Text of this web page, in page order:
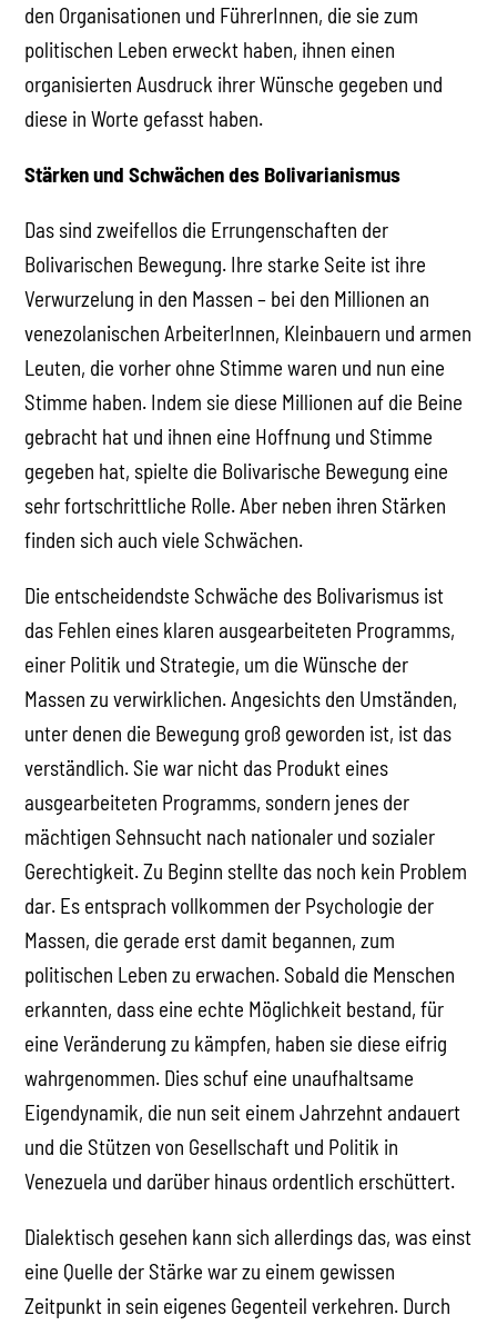
den Organisationen und FührerInnen, die sie zum
politischen Leben erweckt haben, ihnen einen
organisierten Ausdruck ihrer Wünsche gegeben und
diese in Worte gefasst haben.
Stärken und Schwächen des Bolivarianismus
Das sind zweifellos die Errungenschaften der
Bolivarischen Bewegung. Ihre starke Seite ist ihre
Verwurzelung in den Massen – bei den Millionen an
venezolanischen ArbeiterInnen, Kleinbauern und armen
Leuten, die vorher ohne Stimme waren und nun eine
Stimme haben. Indem sie diese Millionen auf die Beine
gebracht hat und ihnen eine Hoffnung und Stimme
gegeben hat, spielte die Bolivarische Bewegung eine
sehr fortschrittliche Rolle. Aber neben ihren Stärken
finden sich auch viele Schwächen.
Die entscheidendste Schwäche des Bolivarismus ist
das Fehlen eines klaren ausgearbeiteten Programms,
einer Politik und Strategie, um die Wünsche der
Massen zu verwirklichen. Angesichts den Umständen,
unter denen die Bewegung groß geworden ist, ist das
verständlich. Sie war nicht das Produkt eines
ausgearbeiteten Programms, sondern jenes der
mächtigen Sehnsucht nach nationaler und sozialer
Gerechtigkeit. Zu Beginn stellte das noch kein Problem
dar. Es entsprach vollkommen der Psychologie der
Massen, die gerade erst damit begannen, zum
politischen Leben zu erwachen. Sobald die Menschen
erkannten, dass eine echte Möglichkeit bestand, für
eine Veränderung zu kämpfen, haben sie diese eifrig
wahrgenommen. Dies schuf eine unaufhaltsame
Eigendynamik, die nun seit einem Jahrzehnt andauert
und die Stützen von Gesellschaft und Politik in
Venezuela und darüber hinaus ordentlich erschüttert.
Dialektisch gesehen kann sich allerdings das, was einst
eine Quelle der Stärke war zu einem gewissen
Zeitpunkt in sein eigenes Gegenteil verkehren. Durch